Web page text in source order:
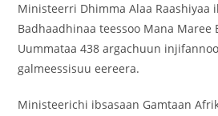
Ministeerri Dhimma Alaa Raashiyaa
Badhaadhinaa teessoo Mana Maree
Uummataa 438 argachuun
galmeessisuu eereera.
Ministeerichi ibsasaan Gamtaan